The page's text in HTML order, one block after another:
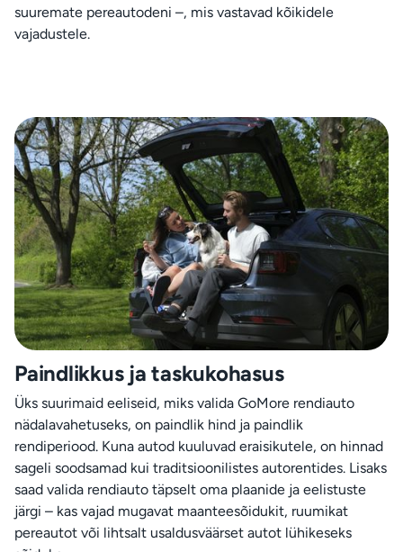
suuremate pereautodeni –, mis vastavad kõikidele
vajadustele.
Paindlikkus ja taskukohasus
Üks suurimaid eeliseid, miks valida GoMore rendiauto
nädalavahetuseks, on paindlik hind ja paindlik
rendiperiood. Kuna autod kuuluvad eraisikutele, on hinnad
sageli soodsamad kui traditsioonilistes autorentides. Lisaks
saad valida rendiauto täpselt oma plaanide ja eelistuste
järgi – kas vajad mugavat maanteesõidukit, ruumikat
pereautot või lihtsalt usaldusväärset autot lühikeseks